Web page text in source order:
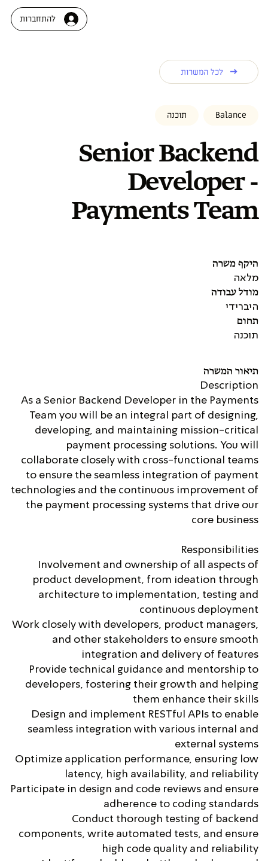
להתחברות
תיאור המשרה
Description
As a Senior Backend Developer in the Payments
Team you will be an integral part of designing,
developing, and maintaining mission-critical
payment processing solutions. You will
collaborate closely with cross-functional teams
to ensure the seamless integration of payment
technologies and the continuous improvement of
the payment processing systems that drive our
core business
Responsibilities
Involvement and ownership of all aspects of
product development, from ideation through
architecture to implementation, testing and
continuous deployment
Work closely with developers, product managers,
and other stakeholders to ensure smooth
integration and delivery of features
Provide technical guidance and mentorship to
developers, fostering their growth and helping
them enhance their skills
Design and implement RESTful APIs to enable
seamless integration with various internal and
external systems
Optimize application performance, ensuring low
latency, high availability, and reliability
Participate in design and code reviews and ensure
adherence to coding standards
Conduct thorough testing of backend
components, write automated tests, and ensure
high code quality and reliability
לכל המשרות
Senior Backend
Developer -
Payments Team
Balance תוכנה
היקף משרה
מלאה
מודל עבודה
היברידי
תחום
תוכנה